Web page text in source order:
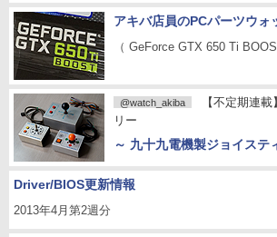
アキバ店員のPCパーツウォ
（ GeForce GTX 650 Ti
@watch_akiba
【不定期連
リー
～ 九十九電機製ジョイステ
Driver/BIOS更新情報
2013年4月第2週分